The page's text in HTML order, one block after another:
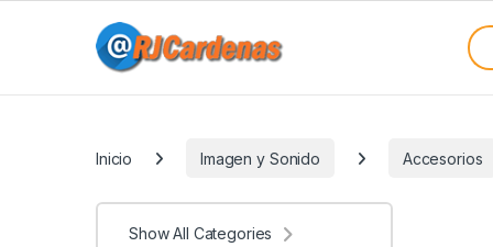
Inicio Imagen y Sonido Accesorios
Show All Categories